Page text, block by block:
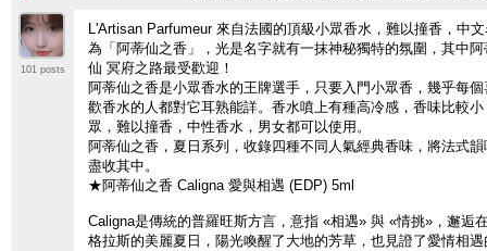
101 posts
L'Artisan Parfumeur 來自法國的頂級小眾香水，難以撞香，中
為「阿蒂仙之香」，光是名字就有一抹神秘獨特的氛圍，其中阿
仙 冥府之路最受歡迎！
阿蒂仙之香是小眾香水的王牌選手，只要入門小眾香，幾乎每個
歡香水的人都對它耳熟能詳。香水噴上有種高冷感，香味比較小
眾，難以撞香，中性香水，男女都可以使用。
阿蒂仙之香，夏日系列，收錄四種不同人氣經典香味，將法式韻
盡收其中。
★阿蒂仙之香 Caligna 愛與相遇 (EDP) 5ml
Caligna是傳統的普羅旺斯方言，意指 «相遇» 與 «情挑»，邂逅
格拉斯的美麗夏日，陽光喚醒了大地的芳草，也見證了愛情相遇